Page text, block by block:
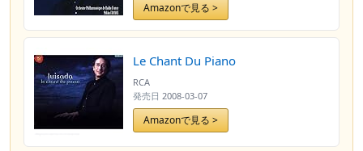
Amazonで見る >
Le Chant Du Piano
RCA
発売日 2008-03-07
Amazonで見る >